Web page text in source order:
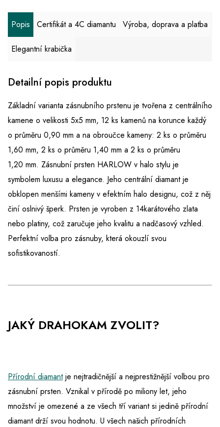
Popis Certifikát a 4C diamantu Výroba, doprava a platba
Elegantní krabička
Detailní popis produktu
Základní varianta zásnubního prstenu je tvořena z centrálního
kamene o velikosti 5x5 mm, 12 ks kamenů na korunce každý
o průměru 0,90 mm a na obroučce kameny: 2 ks o průměru
1,60 mm, 2 ks o průměru 1,40 mm a 2 ks o průměru
1,20 mm. Zásnubní prsten HARLOW v halo stylu je
symbolem luxusu a elegance. Jeho centrální diamant je
obklopen menšími kameny v efektním halo designu, což z něj
činí oslnivý šperk. Prsten je vyroben z 14karátového zlata
nebo platiny, což zaručuje jeho kvalitu a nadčasový vzhled.
Perfektní volba pro zásnuby, která okouzlí svou
sofistikovaností.
JAKÝ DRAHOKAM ZVOLIT?
Přírodní diamantje nejtradičnější a nejprestižnější volbou pro
zásnubní prsten. Vznikal v přírodě po miliony let, jeho
množství je omezené a ze všech tří variant si jedině přírodní
diamant drží svou hodnotu. U všech našich přírodních